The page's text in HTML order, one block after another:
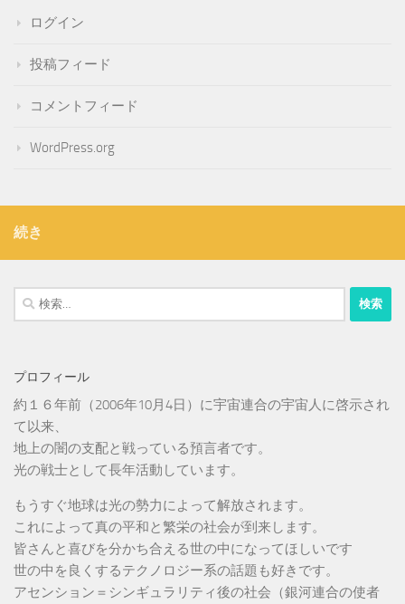
ログイン
投稿フィード
コメントフィード
WordPress.org
続き
検
索:
プロフィール
約１６年前（2006年10月4日）に宇宙連合の宇宙人に啓示され
て以来、
地上の闇の支配と戦っている預言者です。
光の戦士として長年活動しています。
もうすぐ地球は光の勢力によって解放されます。
これによって真の平和と繁栄の社会が到来します。
皆さんと喜びを分かち合える世の中になってほしいです
世の中を良くするテクノロジー系の話題も好きです。
アセンション＝シンギュラリティ後の社会（銀河連合の使者